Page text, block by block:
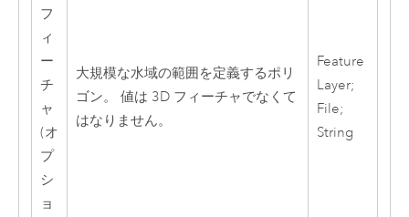
フ
ィ
ー
チ
ャ
(オ
プ
シ
ョ
大規模な水域の範囲を定義するポリ
ゴン。 値は 3D フィーチャでなくて
はなりません。
Feature
Layer;
File;
String